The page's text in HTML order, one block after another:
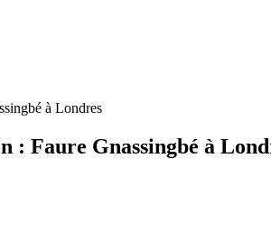
à Londres
: Faure Gnassingbé à